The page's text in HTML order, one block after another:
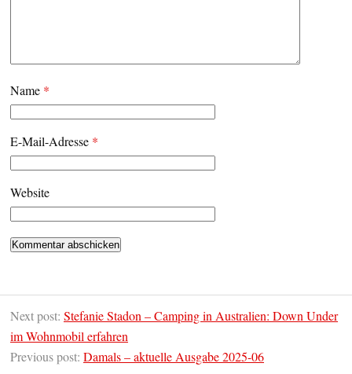
Name *
E-Mail-Adresse *
Website
Next post: Stefanie Stadon – Camping in Australien: Down Under
im Wohnmobil erfahren
Previous post: Damals – aktuelle Ausgabe 2025-06